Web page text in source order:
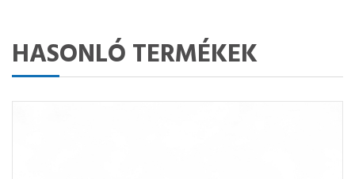
HASONLÓ TERMÉKEK